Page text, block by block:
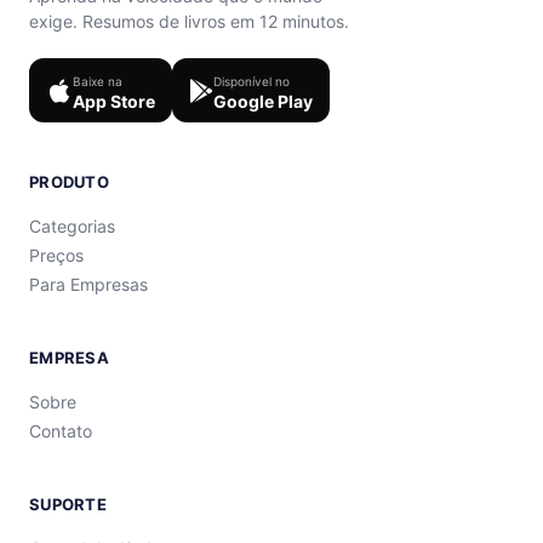
exige. Resumos de livros em 12 minutos.
Baixe na
App Store
Disponível no
Google Play
PRODUTO
Categorias
Preços
Para Empresas
EMPRESA
Sobre
Contato
SUPORTE